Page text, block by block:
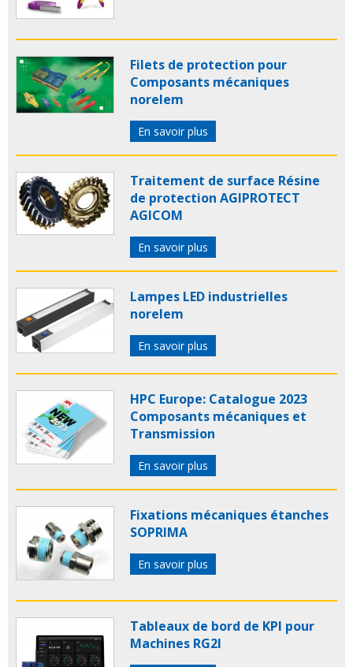
Filets de protection pour
Composants mécaniques
norelem
En savoir plus
Traitement de surface Résine
de protection AGIPROTECT
AGICOM
En savoir plus
Lampes LED industrielles
norelem
En savoir plus
HPC Europe: Catalogue 2023
Composants mécaniques et
Transmission
En savoir plus
Fixations mécaniques étanches
SOPRIMA
En savoir plus
Tableaux de bord de KPI pour
Machines RG2I